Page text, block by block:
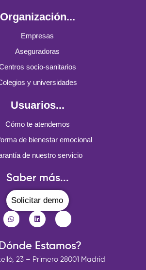
Organización...
Empresas
Aseguradoras
socio-sanitarios
y universidades
Usuarios...
Cómo te atendemos
de bienestar emocional
de nuestro servicio
Saber más...
Solicitar demo
Estamos?
23 – Primero 28001 Madrid